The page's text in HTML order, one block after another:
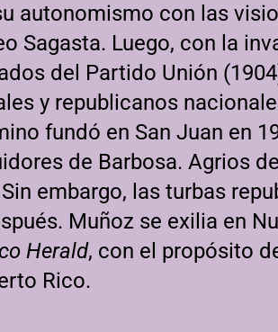
autonomismo con las
Sagasta. Luego, con la
del Partido Unión
y republicanos
fundó en San Juan en
de Barbosa. Agrios
embargo, las turbas
Muñoz se exilia en
Herald, con el propósito
Rico.